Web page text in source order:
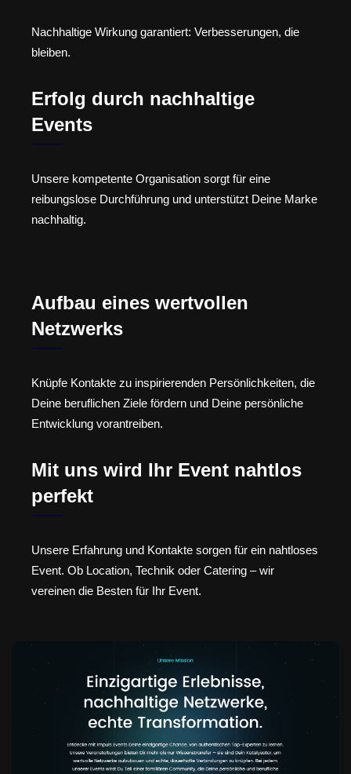
Nachhaltige Wirkung garantiert: Verbesserungen, die
bleiben.
Erfolg durch nachhaltige
Events
Unsere kompetente Organisation sorgt für eine
reibungslose Durchführung und unterstützt Deine Marke
nachhaltig.
Aufbau eines wertvollen
Netzwerks
Knüpfe Kontakte zu inspirierenden Persönlichkeiten, die
Deine beruflichen Ziele fördern und Deine persönliche
Entwicklung vorantreiben.
Mit uns wird Ihr Event nahtlos
perfekt
Unsere Erfahrung und Kontakte sorgen für ein nahtloses
Event. Ob Location, Technik oder Catering – wir
vereinen die Besten für Ihr Event.